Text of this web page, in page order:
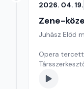
2026. 04. 19.
Zene-
Juhász Előd
Opera